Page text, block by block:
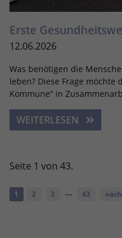
Erste
12.06.2026
Was benötigen die
leben? Diese Frage möchte
Kommune“ in
WEITERLESEN
Seite 1 von 43.
1 2 3 … 43